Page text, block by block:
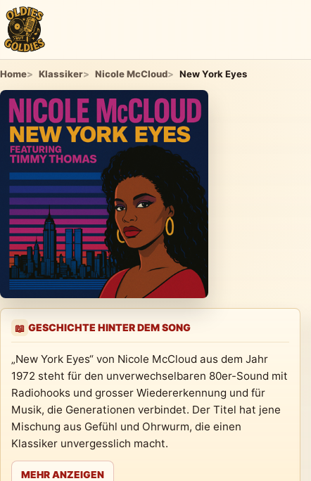
Home Klassiker Nicole McCloud New York Eyes
📖 GESCHICHTE HINTER DEM SONG
„New York Eyes“ von Nicole McCloud aus dem Jahr
1972 steht für den unverwechselbaren 80er-Sound mit
Radiohooks und grosser Wiedererkennung und für
Musik, die Generationen verbindet. Der Titel hat jene
Mischung aus Gefühl und Ohrwurm, die einen
Klassiker unvergesslich macht.
MEHR ANZEIGEN